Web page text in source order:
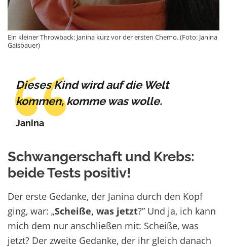
Ein kleiner Throwback: Janina kurz vor der ersten Chemo. (Foto: Janina
Gaisbauer)
Dieses Kind wird auf die Welt
kommen, komme was wolle.
Janina
Schwangerschaft und Krebs:
beide Tests positiv!
Der erste Gedanke, der Janina durch den Kopf
ging, war: „Scheiße, was jetzt?” Und ja, ich kann
mich dem nur anschließen mit: Scheiße, was
jetzt? Der zweite Gedanke, der ihr gleich danach